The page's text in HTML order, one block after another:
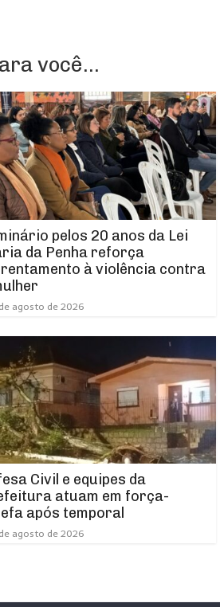
você...
pelos 20 anos da Lei
da Penha reforça
à violência contra
agosto de 2026
Civil e equipes da
atuam em força-
após temporal
agosto de 2026